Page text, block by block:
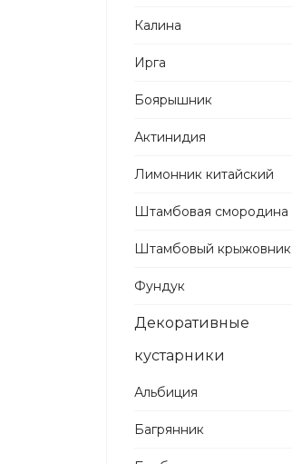
Калина
Ирга
Боярышник
Актинидия
Лимонник китайский
Штамбовая смородина
Штамбовый крыжовник
Фундук
Декоративные
кустарники
Альбиция
Багрянник